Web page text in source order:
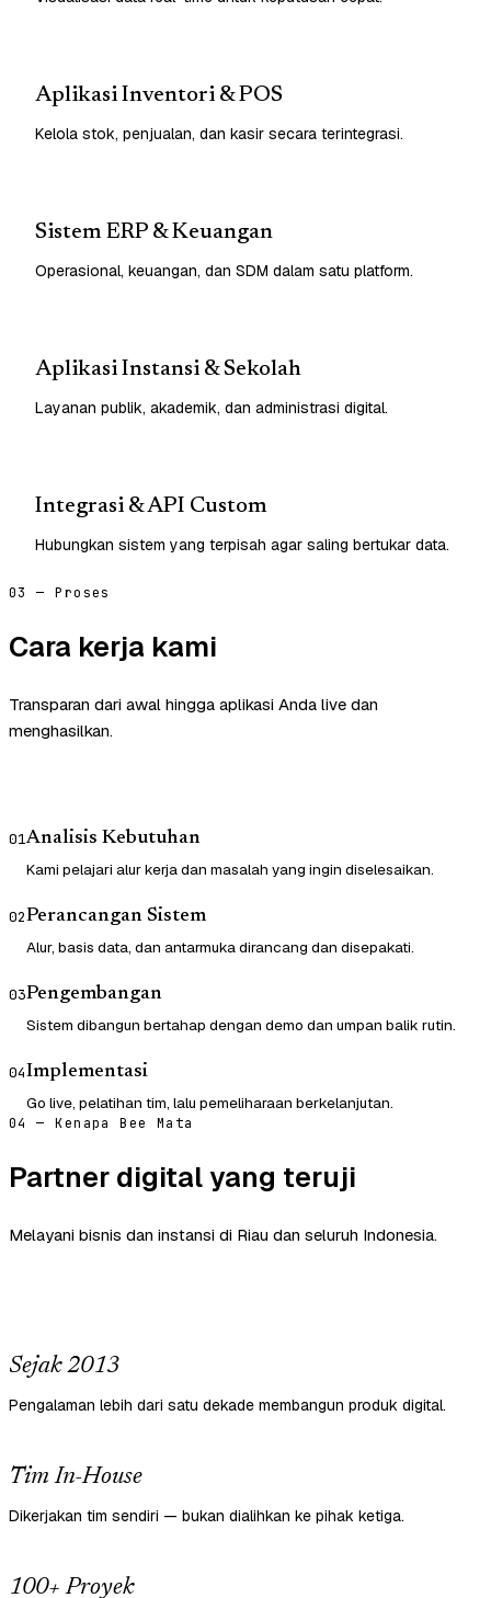
Aplikasi Inventori & POS
Kelola stok, penjualan, dan kasir secara terintegrasi.
Sistem ERP & Keuangan
Operasional, keuangan, dan SDM dalam satu platform.
Aplikasi Instansi & Sekolah
Layanan publik, akademik, dan administrasi digital.
Integrasi & API Custom
Hubungkan sistem yang terpisah agar saling bertukar data.
03 — Proses
Cara kerja kami
Transparan dari awal hingga aplikasi Anda live dan
menghasilkan.
01Analisis Kebutuhan
Kami pelajari alur kerja dan masalah yang ingin diselesaikan.
02Perancangan Sistem
Alur, basis data, dan antarmuka dirancang dan disepakati.
03Pengembangan
Sistem dibangun bertahap dengan demo dan umpan balik rutin.
04Implementasi
Go live, pelatihan tim, lalu pemeliharaan berkelanjutan.
04 — Kenapa Bee Mata
Partner digital yang teruji
Melayani bisnis dan instansi di Riau dan seluruh Indonesia.
Sejak 2013
Pengalaman lebih dari satu dekade membangun produk digital.
Tim In-House
Dikerjakan tim sendiri — bukan dialihkan ke pihak ketiga.
100+ Proyek